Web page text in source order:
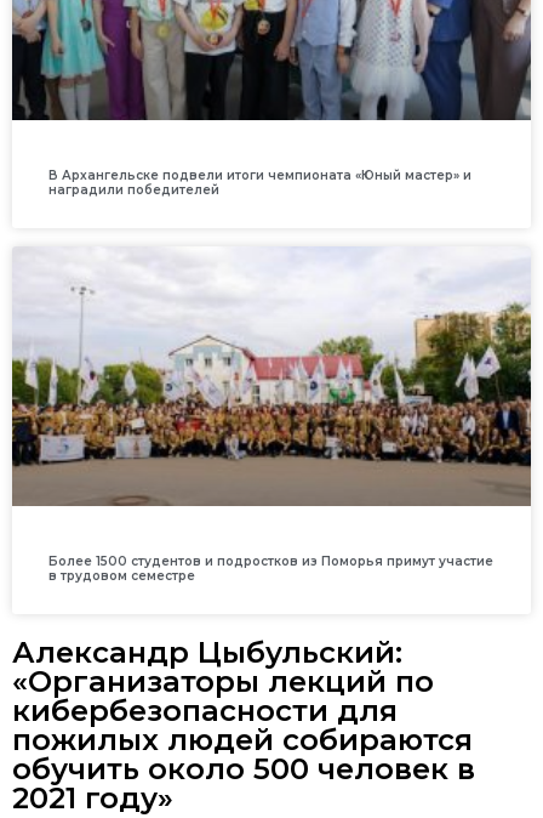
В Архангельске подвели итоги чемпионата «Юный мастер» и
наградили победителей
Более 1500 студентов и подростков из Поморья примут участие
в трудовом семестре
Александр Цыбульский:
«Организаторы лекций по
кибербезопасности для
пожилых людей собираются
обучить около 500 человек в
2021 году»